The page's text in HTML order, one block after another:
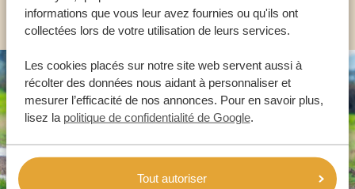
informations que vous leur avez fournies ou qu'ils ont
collectées lors de votre utilisation de leurs services.
Les cookies placés sur notre site web servent aussi à
récolter des données nous aidant à personnaliser et
mesurer l’efficacité de nos annonces. Pour en savoir plus,
lisez la politique de confidentialité de Google.
Tout autoriser